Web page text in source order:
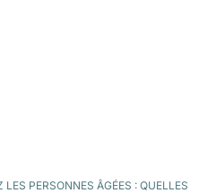
PERSONNES ÂGÉES : QUELLES